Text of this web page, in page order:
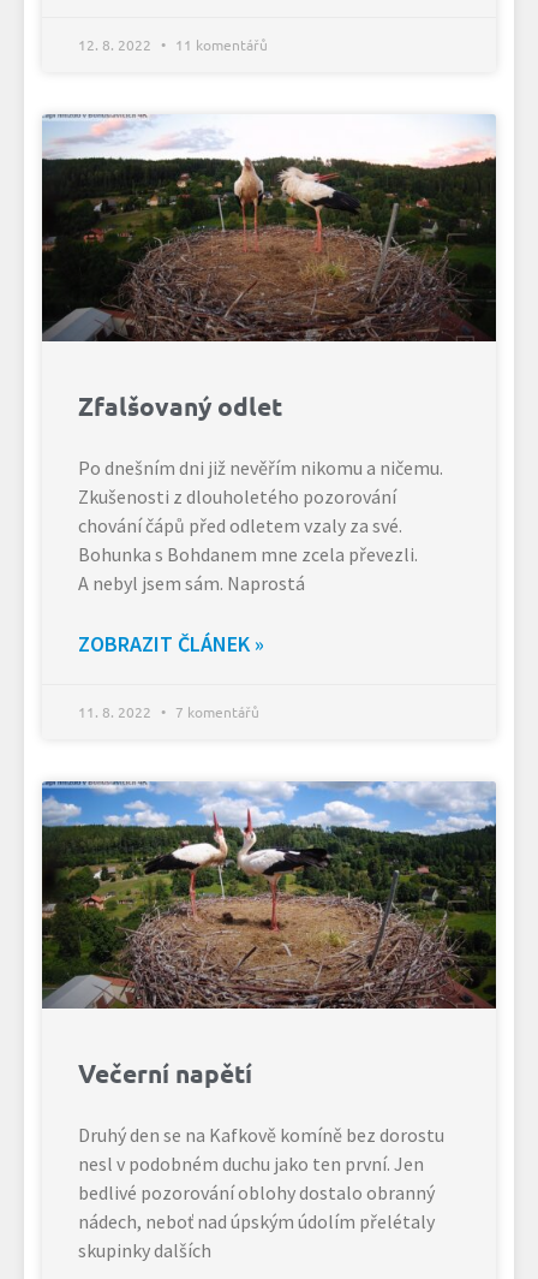
12. 8. 2022 11 komentářů
Zfalšovaný odlet
Po dnešním dni již nevěřím nikomu a ničemu.
Zkušenosti z dlouholetého pozorování
chování čápů před odletem vzaly za své.
Bohunka s Bohdanem mne zcela převezli.
A nebyl jsem sám. Naprostá
ZOBRAZIT ČLÁNEK »
11. 8. 2022 7 komentářů
Večerní napětí
Druhý den se na Kafkově komíně bez dorostu
nesl v podobném duchu jako ten první. Jen
bedlivé pozorování oblohy dostalo obranný
nádech, neboť nad úpským údolím přelétaly
skupinky dalších